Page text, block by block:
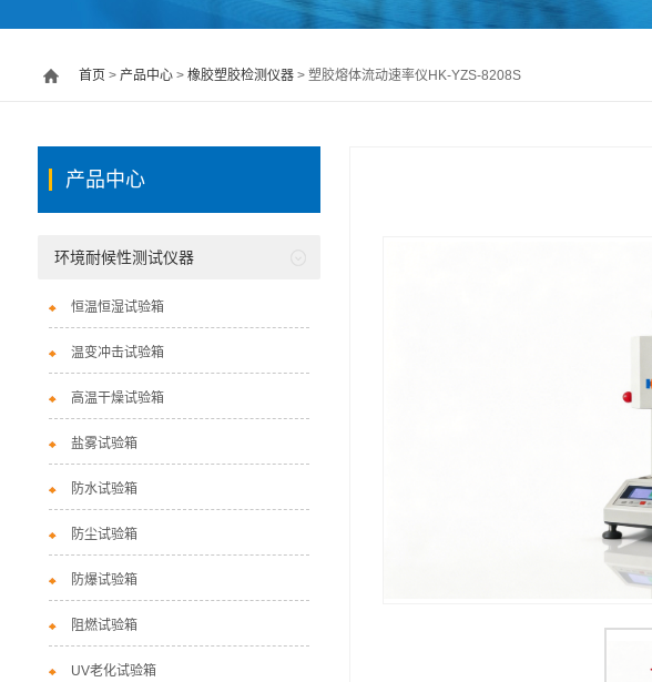
首页 > 产品中心> 橡胶塑胶检测仪器> 塑胶熔体流动速率仪HK-YZS-8208S
产品中心
环境耐候性测试仪器
恒温恒湿试验箱
温变冲击试验箱
高温干燥试验箱
盐雾试验箱
防水试验箱
防尘试验箱
防爆试验箱
阻燃试验箱
UV老化试验箱